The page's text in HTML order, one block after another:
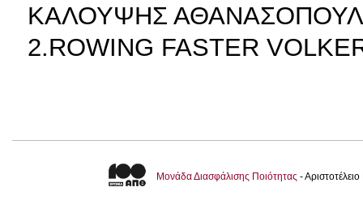
ΚΑΛΟΥΨΗΣ
2.ROWING FASTER
Μονάδα Διασφάλισης Ποιότητας -